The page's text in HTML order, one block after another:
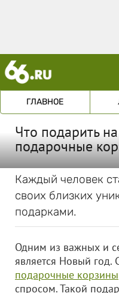
ГЛАВНОЕ
Что подарить
подарочные
Каждый человек
своих близких
подарками.
Одним из важных и
является Новый год.
подарочные корзины
спросом. Такой